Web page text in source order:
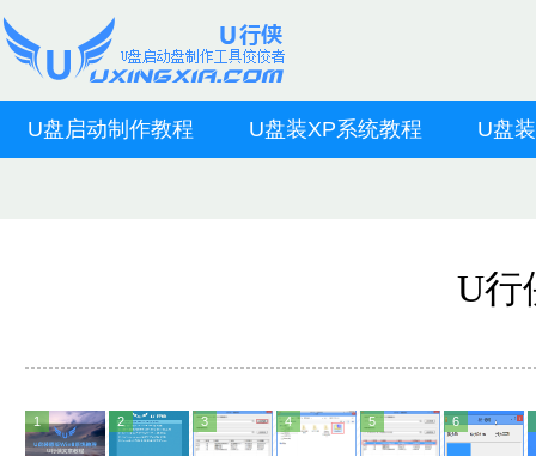
U盘启动制作教程 U盘装XP系统教程 U盘
U行
1 2 3 4 5 6